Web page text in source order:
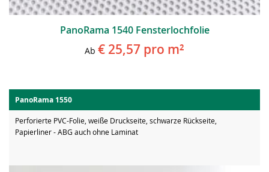
PanoRama 1540 Fensterlochfolie
Ab € 25,57 pro m²
PanoRama 1550
Perforierte PVC-Folie, weiße Druckseite, schwarze Rückseite,
Papierliner - ABG auch ohne Laminat